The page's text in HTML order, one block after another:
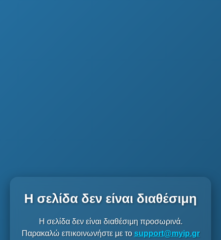
Η σελίδα δεν είναι διαθέσιμη
Η σελίδα δεν είναι διαθέσιμη προσωρινά.
Παρακαλώ επικοινωνήστε με το support@myip.gr